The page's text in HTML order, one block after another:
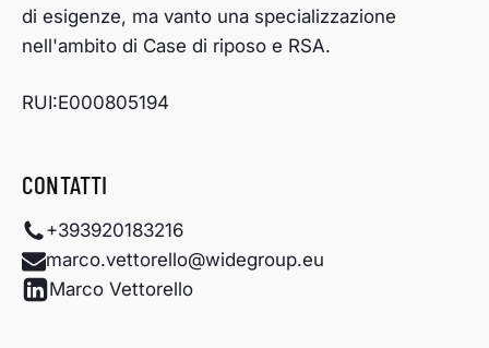
di esigenze, ma vanto una specializzazione
nell'ambito di Case di riposo e RSA.
RUI:E000805194
CONTATTI
+393920183216
marco.vettorello@widegroup.eu
Marco Vettorello